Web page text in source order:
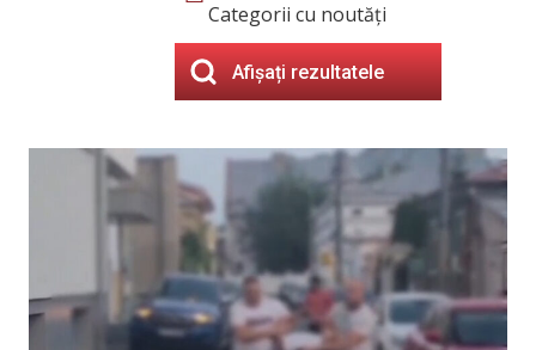
Categorii cu noutăți
Afișați rezultatele